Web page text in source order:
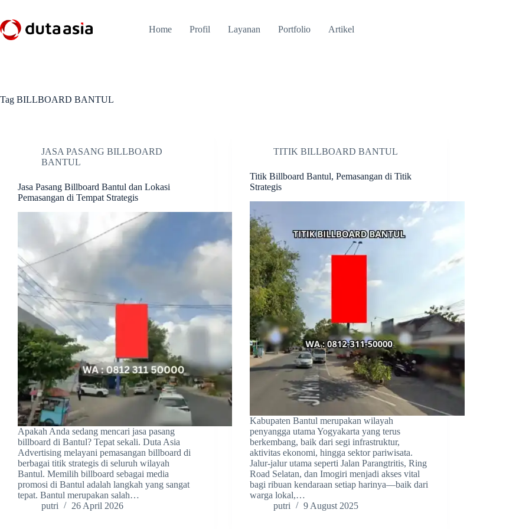
content
Home Profil Layanan Portfolio Artikel
Tag BILLBOARD BANTUL
JASA PASANG BILLBOARD
BANTUL
Jasa Pasang Billboard Bantul dan Lokasi
Pemasangan di Tempat Strategis
Apakah Anda sedang mencari jasa pasang
billboard di Bantul? Tepat sekali. Duta Asia
Advertising melayani pemasangan billboard di
berbagai titik strategis di seluruh wilayah
Bantul. Memilih billboard sebagai media
promosi di Bantul adalah langkah yang sangat
tepat. Bantul merupakan salah…
putri
26 April 2026
TITIK BILLBOARD BANTUL
Titik Billboard Bantul, Pemasangan di Titik
Strategis
Kabupaten Bantul merupakan wilayah
penyangga utama Yogyakarta yang terus
berkembang, baik dari segi infrastruktur,
aktivitas ekonomi, hingga sektor pariwisata.
Jalur-jalur utama seperti Jalan Parangtritis, Ring
Road Selatan, dan Imogiri menjadi akses vital
bagi ribuan kendaraan setiap harinya—baik dari
warga lokal,…
putri
9 August 2025